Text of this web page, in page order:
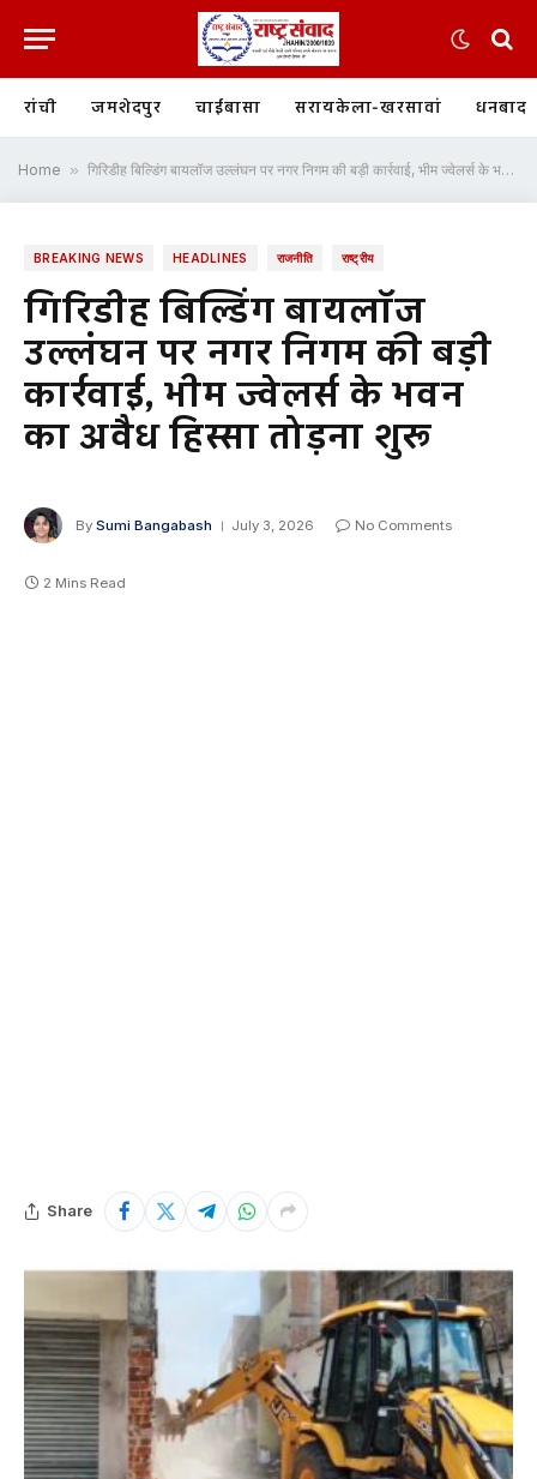
रांची जमशेदपुर चाईबासा सरायकेला-खरसावां धनबाद
Home » गिरिडीह बिल्डिंग बायलॉज उल्लंघन पर नगर निगम की बड़ी कार्रवाई, भीम ज्वेलर्स के भवन का अवैध हिस्सा तोड़ना शुरू
BREAKING NEWS HEADLINES राजनीति राष्ट्रीय
गिरिडीह बिल्डिंग बायलॉज
उल्लंघन पर नगर निगम की बड़ी
कार्रवाई, भीम ज्वेलर्स के भवन
का अवैध हिस्सा तोड़ना शुरू
By Sumi Bangabash July 3, 2026 No Comments
2 Mins Read
Share